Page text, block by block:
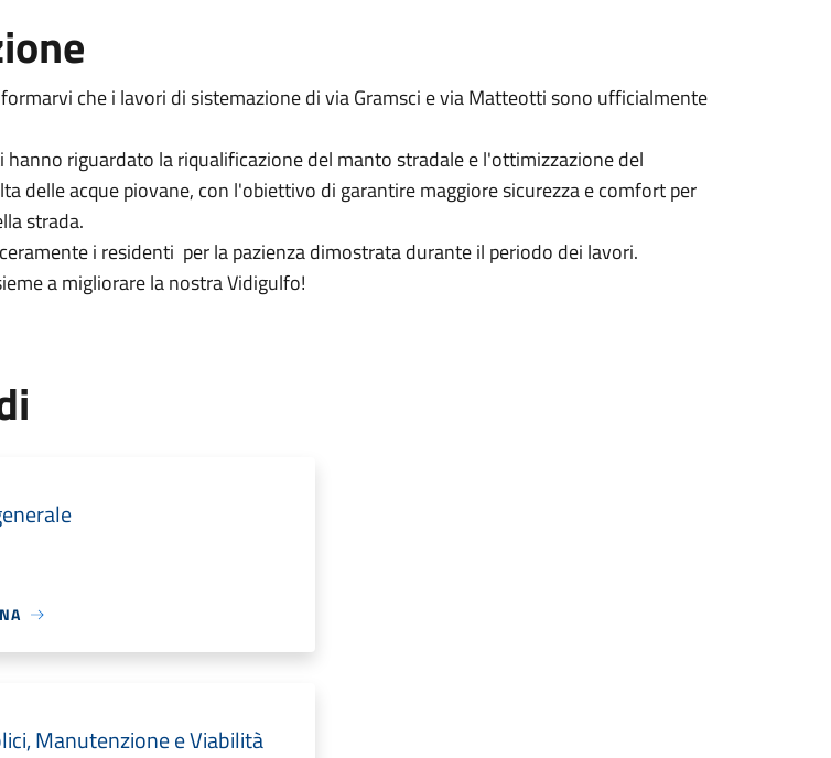
che i lavori di sistemazione di via Gramsci e via Matteotti sono ufficialmente
hanno riguardato la riqualificazione del manto stradale e l'ottimizzazione del
delle acque piovane, con l'obiettivo di garantire maggiore sicurezza e comfort per
strada.
i residenti per la pazienza dimostrata durante il periodo dei lavori.
a migliorare la nostra Vidigulfo!
Manutenzione e Viabilità